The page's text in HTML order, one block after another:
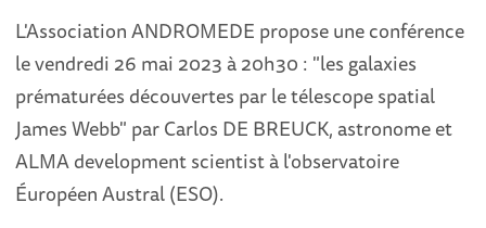
L'Association ANDROMEDE propose une conférence
le vendredi 26 mai 2023 à 20h30 : "les galaxies
prématurées découvertes par le télescope spatial
James Webb" par Carlos DE BREUCK, astronome et
ALMA development scientist à l'observatoire
Éuropéen Austral (ESO).